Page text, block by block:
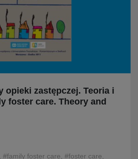
opieki zastępczej. Teoria i
foster care. Theory and
#family foster care, #foster care,